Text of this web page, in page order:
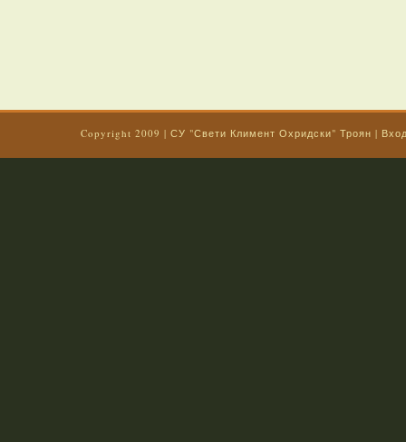
Copyright 2009 | СУ "Свети Климент Охридски" Троян |